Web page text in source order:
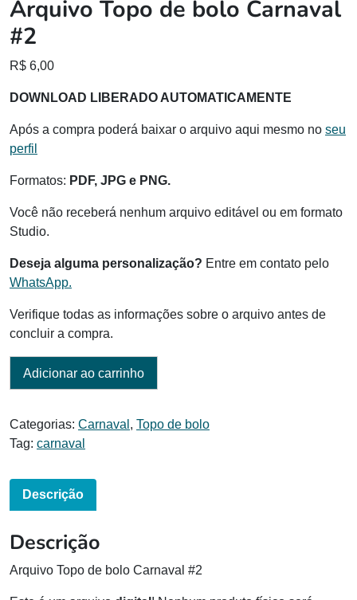
Arquivo Topo de bolo Carnaval
#2
R$ 6,00
DOWNLOAD LIBERADO AUTOMATICAMENTE
Após a compra poderá baixar o arquivo aqui mesmo no seu
perfil
Formatos: PDF, JPG e PNG.
Você não receberá nenhum arquivo editável ou em formato
Studio.
Deseja alguma personalização? Entre em contato pelo
WhatsApp.
Verifique todas as informações sobre o arquivo antes de
concluir a compra.
Adicionar ao carrinho
Categorias: Carnaval , Topo de bolo
Tag: carnaval
Descrição
Descrição
Arquivo Topo de bolo Carnaval #2